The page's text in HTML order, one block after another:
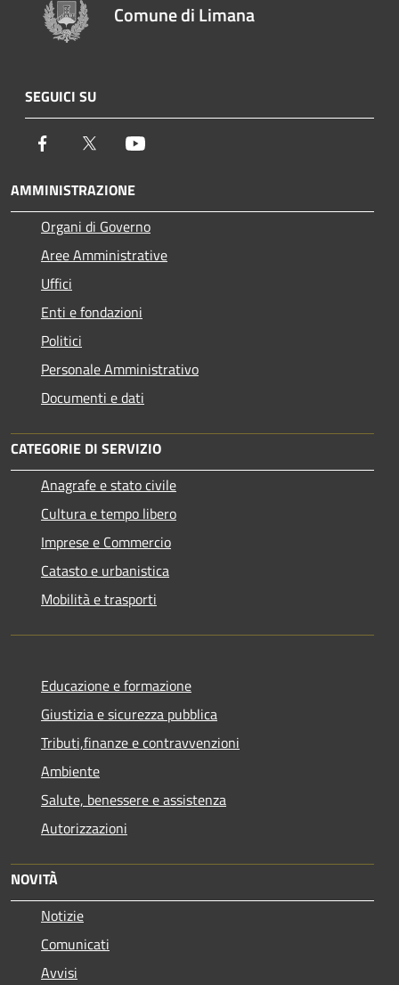
Comune di Limana
SEGUICI SU
Facebook Twitter
AMMINISTRAZIONE
Organi di Governo
Aree Amministrative
Uffici
Enti e fondazioni
Politici
Personale Amministrativo
Documenti e dati
CATEGORIE DI SERVIZIO
Anagrafe e stato civile
Cultura e tempo libero
Imprese e Commercio
Catasto e urbanistica
Mobilità e trasporti
Educazione e formazione
Giustizia e sicurezza pubblica
Tributi,finanze e contravvenzioni
Ambiente
Salute, benessere e assistenza
Autorizzazioni
NOVITÀ
Notizie
Comunicati
Avvisi